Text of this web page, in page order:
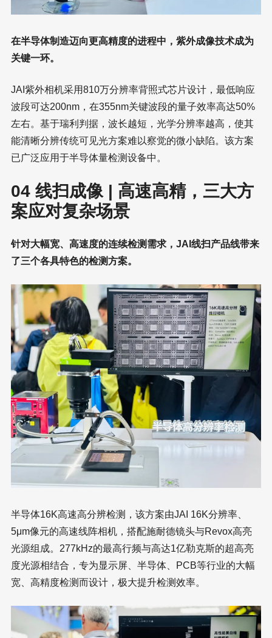
在半导体制造迈向更高精度的进程中，紫外成像技术成为
关键一环。
JAI紫外相机采用810万分辨率背照式芯片设计，最低响应
波段可达200nm，在355nm关键波段的量子效率高达50%
左右。基于瑞利判据，波长越短，光学分辨率越高，使其
能清晰分辨传统可见光方案难以察觉的微小缺陷。该方案
已广泛应用于半导体量检测设备中。
04 线扫成像 | 高速高精，三大方
案应对复杂场景
针对大幅宽、高速度的连续检测需求，JAI线扫产品线带来
了三个各具特色的检测方案。
半导体16K高速高分辨检测，该方案由JAI 16K分辨率、
5μm像元的高速线阵相机，搭配施耐德镜头与Revox高亮
光源组成。277kHz的最高行频与高达1亿勒克斯的超高亮
度光源相结合，专为显示屏、半导体、PCB等行业的大幅
宽、高精度检测而设计，极大提升检测效率。